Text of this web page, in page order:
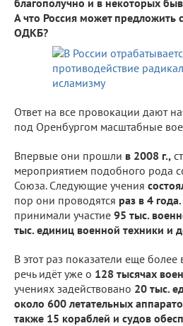
А что Россия может предложить
ОДКБ?
Ответ на все провокации дают
под Оренбургом масштабные
Впервые они прошли в 2008 г.,
мероприятием подобного рода
Союза. Следующие учения
пор они проводятся раз в 4 года.
принимали участие 95 тыс.
тыс. единиц военной техники и
В этот раз показатели еще
речь идёт уже о 128 тысячах
учениях задействовано 20 тыс.
около 600 летательных
также 15 кораблей и судов